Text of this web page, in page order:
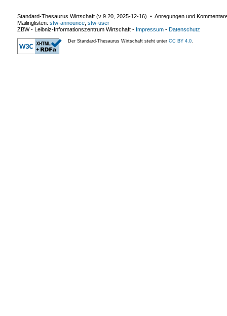
Standard-Thesaurus Wirtschaft (v 9.20 2025-12-16) ▪ Anregungen und
Mailinglisten: stw-announce stw-user
ZBW - Leibniz-Informationszentrum Wirtschaft - Impressum - Datenschutz
Der Standard-Thesaurus Wirtschaft steht unter CC BY 4.0